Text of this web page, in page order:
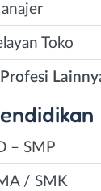
Toko
– SMP
/ SMK